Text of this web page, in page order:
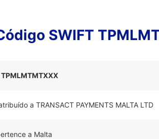
SWIFT
TPMLMTMTXXX
a TRANSACT PAYMENTS MALTA LTD
a Malta